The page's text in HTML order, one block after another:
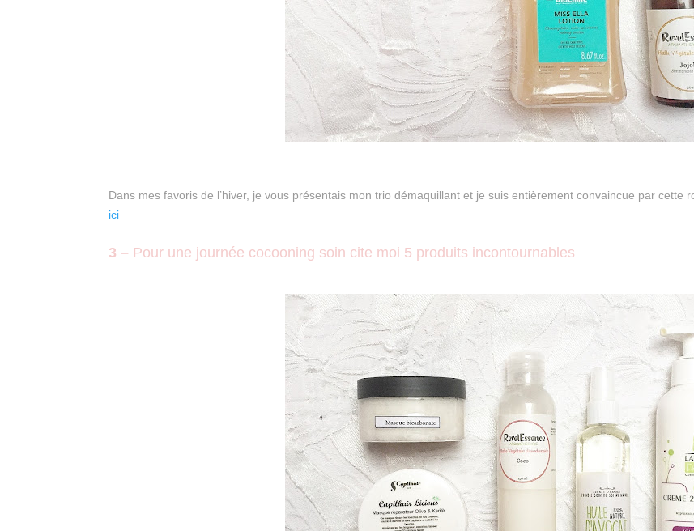
Dans mes favoris de l’hiver, je vous présentais mon trio démaquillant et je suis entièrement convaincue par cette
ici
3 – Pour une journée cocooning soin cite moi 5 produits incontournables